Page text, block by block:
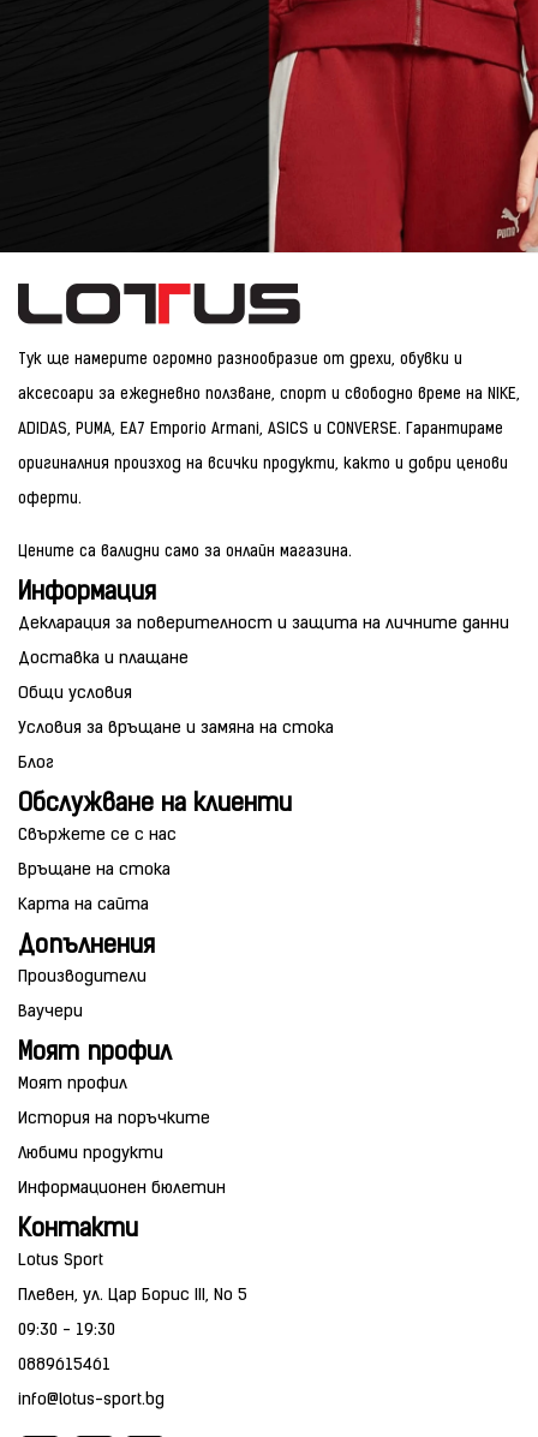
Тук ще намерите огромно разнообразие от дрехи, обувки и
аксесоари за ежедневно ползване, спорт и свободно време на NIKE,
ADIDAS, PUMA, EA7 Emporio Armani, ASICS и CONVERSE. Гарантираме
оригиналния произход на всички продукти, както и добри ценови
оферти.
Цените са валидни само за онлайн магазина.
Информация
Декларация за поверителност и защита на личните данни
Доставка и плащане
Общи условия
Условия за връщане и замяна на стока
Блог
Обслужване на клиенти
Свържете се с нас
Връщане на стока
Карта на сайта
Допълнения
Производители
Ваучери
Моят профил
Моят профил
История на поръчките
Любими продукти
Информационен бюлетин
Контакти
Lotus Sport
Плевен, ул. Цар Борис III, No 5
09:30 - 19:30
0889615461
info@lotus-sport.bg